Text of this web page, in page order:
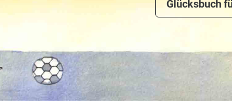
Glücksbuch